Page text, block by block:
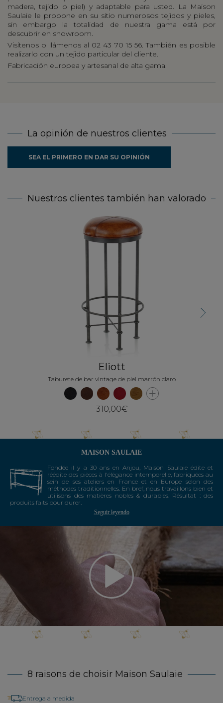
madera, tejido o piel) y adaptable para usted. La Maison
Saulaie le propone en su sitio numerosos tejidos y pieles,
sin embargo la totalidad de nuestra gama está por
descubrir en showroom.
Visítenos o llámenos al 02 43 70 15 56. También es posible
realizarlo con un tejido particular del cliente.
Fabricación europea y artesanal de alta gama.
La opinión de nuestros clientes
SEA EL PRIMERO EN DAR SU OPINIÓN
Nuestros clientes también han valorado
Eliott
Taburete de bar vintage de piel marrón claro
310,00€
Next
MAISON SAULAIE
Fondée il y a 30 ans en Anjou, Maison Saulaie édite et
réédite des pièces à l'élégance intemporelle, fabriquées au
sein de ses ateliers en France et en Europe selon des
méthodes traditionnelles. En bref, nous travaillons bien et
utilisons des matières nobles & durables. Résultat : des
produits faits pour durer.
Seguir leyendo
8 raisons de choisir Maison Saulaie
Entrega a medida